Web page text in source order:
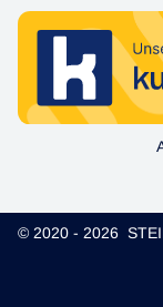
© 2020 - 2026